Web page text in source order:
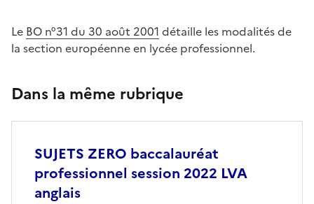
Le BO n°31 du 30 août 2001 détaille les modalités de
la section européenne en lycée professionnel.
Dans la même rubrique
SUJETS ZERO baccalauréat
professionnel session 2022 LVA
anglais